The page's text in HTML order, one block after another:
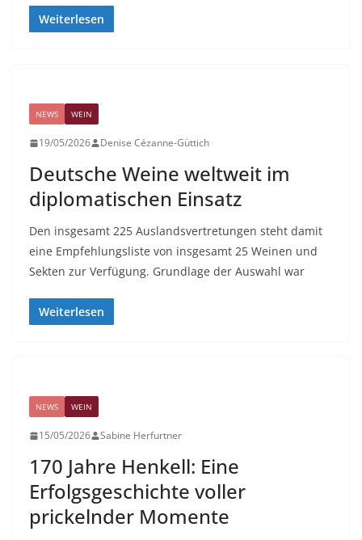
Weiterlesen
NEWS WEIN
19/05/2026 Denise Cézanne-Güttich
Deutsche Weine weltweit im
diplomatischen Einsatz
Den insgesamt 225 Auslandsvertretungen steht damit
eine Empfehlungsliste von insgesamt 25 Weinen und
Sekten zur Verfügung. Grundlage der Auswahl war
Weiterlesen
NEWS WEIN
15/05/2026 Sabine Herfurtner
170 Jahre Henkell: Eine
Erfolgsgeschichte voller
prickelnder Momente